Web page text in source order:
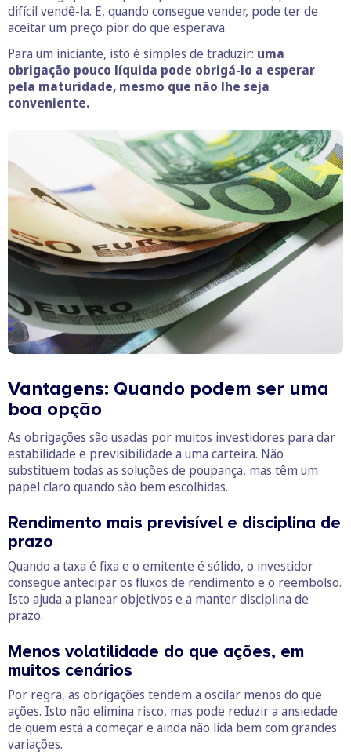
difícil vendê-la. E, quando consegue vender, pode ter de
aceitar um preço pior do que esperava.
Para um iniciante, isto é simples de traduzir: uma
obrigação pouco líquida pode obrigá-lo a esperar
pela maturidade, mesmo que não lhe seja
conveniente.
Vantagens: Quando podem ser uma
boa opção
As obrigações são usadas por muitos investidores para dar
estabilidade e previsibilidade a uma carteira. Não
substituem todas as soluções de poupança, mas têm um
papel claro quando são bem escolhidas.
Rendimento mais previsível e disciplina de
prazo
Quando a taxa é fixa e o emitente é sólido, o investidor
consegue antecipar os fluxos de rendimento e o reembolso.
Isto ajuda a planear objetivos e a manter disciplina de
prazo.
Menos volatilidade do que ações, em
muitos cenários
Por regra, as obrigações tendem a oscilar menos do que
ações. Isto não elimina risco, mas pode reduzir a ansiedade
de quem está a começar e ainda não lida bem com grandes
variações.